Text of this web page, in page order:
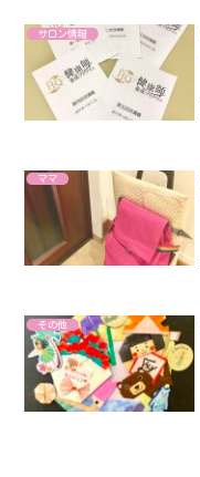
サロン情報
ママ
その他